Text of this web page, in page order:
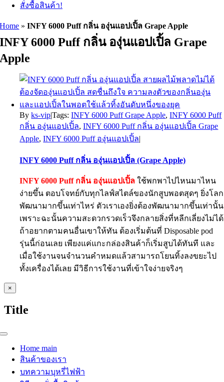
สั่งซื้อสินค้า!
Home »INFY 6000 Puff กลิ่น องุ่นแอปเปิ้ล Grape Apple
INFY 6000 Puff กลิ่น องุ่นแอปเปิ้ล Grape
Apple
Byks-vip|Tags:INFY 6000 Puff Grape Apple,INFY 6000 Puff
กลิ่น องุ่นแอปเปิ้ล,INFY 6000 Puff กลิ่น องุ่นแอปเปิ้ล Grape
Apple,INFY 6000 Puff องุ่นแอปเปิ้ล|
INFY 6000 Puff กลิ่น องุ่นแอปเปิ้ล (Grape Apple)
INFY 6000 Puff กลิ่น องุ่นแอปเปิ้ล ใช้พกพาไปไหนมาไหน
ง่ายขึ้น ตอบโจทย์กับทุกไลฟ์สไตล์ของนักสูบพอตสุดๆ ยิ่งโลก
พัฒนามากขึ้นเท่าไหร่ ตัวเราเองยิ่งต้องพัฒนามากขึ้นเท่านั้น
เพราะฉะนั้นความสะดวกรวดเร็วจึงกลายสิ่งที่หลีกเลี่ยงไม่ได้
ถ้าอยากตามคนอื่นเขาให้ทัน ต้องเริ่มต้นที่ Disposable pod
รุ่นนี้ก่อนเลย เพียงแค่แกะกล่องสินค้าก็เริ่มสูบได้ทันที และ
เมื่อใช้งานจนจำนวนคำหมดแล้วสามารถโยนทิ้งลงขยะไป
ทั้งเครื่องได้เลย มีวิธีการใช้งานที่เข้าใจง่ายจริงๆ
Close
product
view
×
Title
Toggle
NavigationHome main
สินค้าของเรา
บทความบุหรี่ไฟฟ้า